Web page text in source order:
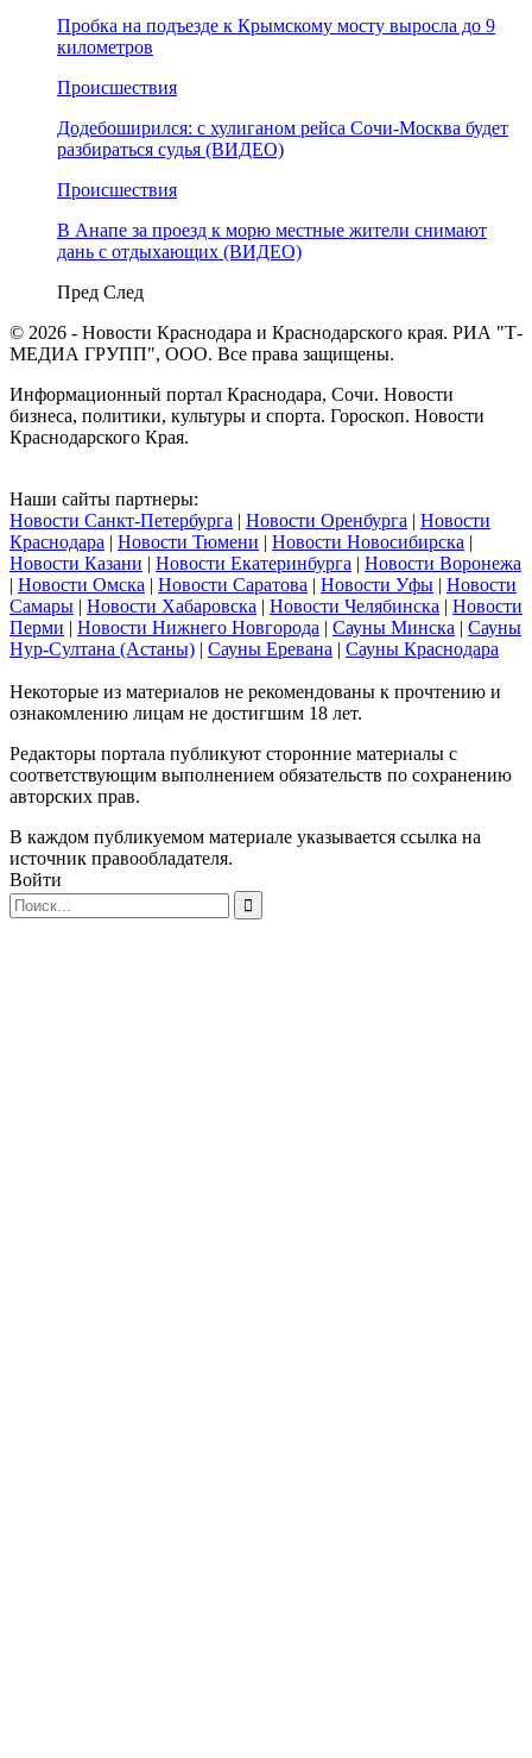
Пробка на подъезде к Крымскому мосту выросла до 9
километров
Происшествия
Додебоширился: с хулиганом рейса Сочи-Москва будет
разбираться судья (ВИДЕО)
Происшествия
В Анапе за проезд к морю местные жители снимают
дань с отдыхающих (ВИДЕО)
Пред След
© 2026 - Новости Краснодара и Краснодарского края. РИА "Т-
МЕДИА ГРУПП", ООО. Все права защищены.
Информационный портал Краснодара, Сочи. Новости
бизнеса, политики, культуры и спорта. Гороскоп. Новости
Краснодарского Края.
Наши сайты партнеры:
Новости Санкт-Петербурга | Новости Оренбурга | Новости
Краснодара | Новости Тюмени | Новости Новосибирска |
Новости Казани | Новости Екатеринбурга | Новости Воронежа
| Новости Омска | Новости Саратова | Новости Уфы | Новости
Самары | Новости Хабаровска | Новости Челябинска | Новости
Перми | Новости Нижнего Новгорода | Сауны Минска | Сауны
Нур-Султана (Астаны) | Сауны Еревана | Сауны Краснодара
Некоторые из материалов не рекомендованы к прочтению и
ознакомлению лицам не достигшим 18 лет.
Редакторы портала публикуют сторонние материалы с
соответствующим выполнением обязательств по сохранению
авторских прав.
В каждом публикуемом материале указывается ссылка на
источник правообладателя.
Войти